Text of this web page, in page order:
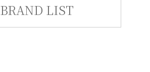
BRAND LIST